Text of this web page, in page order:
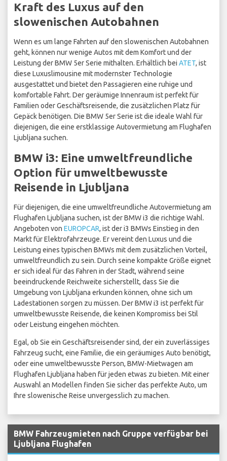
Kraft des Luxus auf den
slowenischen Autobahnen
Wenn es um lange Fahrten auf den slowenischen Autobahnen
geht, können nur wenige Autos mit dem Komfort und der
Leistung der BMW 5er Serie mithalten. Erhältlich bei ATET, ist
diese Luxuslimousine mit modernster Technologie
ausgestattet und bietet den Passagieren eine ruhige und
komfortable Fahrt. Der geräumige Innenraum ist perfekt für
Familien oder Geschäftsreisende, die zusätzlichen Platz für
Gepäck benötigen. Die BMW 5er Serie ist die ideale Wahl für
diejenigen, die eine erstklassige Autovermietung am Flughafen
Ljubljana suchen.
BMW i3: Eine umweltfreundliche
Option für umweltbewusste
Reisende in Ljubljana
Für diejenigen, die eine umweltfreundliche Autovermietung am
Flughafen Ljubljana suchen, ist der BMW i3 die richtige Wahl.
Angeboten von EUROPCAR, ist der i3 BMWs Einstieg in den
Markt für Elektrofahrzeuge. Er vereint den Luxus und die
Leistung eines typischen BMWs mit dem zusätzlichen Vorteil,
umweltfreundlich zu sein. Durch seine kompakte Größe eignet
er sich ideal für das Fahren in der Stadt, während seine
beeindruckende Reichweite sicherstellt, dass Sie die
Umgebung von Ljubljana erkunden können, ohne sich um
Ladestationen sorgen zu müssen. Der BMW i3 ist perfekt für
umweltbewusste Reisende, die keinen Kompromiss bei Stil
oder Leistung eingehen möchten.
Egal, ob Sie ein Geschäftsreisender sind, der ein zuverlässiges
Fahrzeug sucht, eine Familie, die ein geräumiges Auto benötigt,
oder eine umweltbewusste Person, BMW-Mietwagen am
Flughafen Ljubljana haben für jeden etwas zu bieten. Mit einer
Auswahl an Modellen finden Sie sicher das perfekte Auto, um
Ihre slowenische Reise unvergesslich zu machen.
BMW Fahrzeugmieten nach Gruppe verfügbar bei
Ljubljana Flughafen